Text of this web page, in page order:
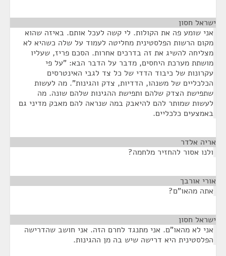
ישראל חסון
אני שומע פה את הקולות. לי קשה לעכל אותם. באיזה שהוא
מקום הרשות הפלסטינית מחליטה לעמוד על שלה כשהיא לא
מצליחה להשיג את זה בדרכים אחרות. הסכם פריז, שעליו
מושתת מערכת היחסים, מדבר על הדבר הבא: "על פי
עקרונות של כיבוד הדדי של כל צד לגבי האינטרסים
הכלכליים של משנהו, הדדיות, צדק והגינות". מה לעשות
שתפישת הצדק שלהם ותפישת ההגינות שלהם שונה. מה
לעשות שמותר להם להיאבק במה שנראה להם מאבק מדיני גם
באמצעים כלכליים.
אריה אלדר
ולנו אסור להחזיר מלחמה?
אורי אורבך
אתה מהאו"ם?
ישראל חסון
אני לא מהאו"ם. אני מתנגד לחרם הזה. אני חושב שהדרישה
הפלסטינית היא דרישה שיש בה מן ההגינות.